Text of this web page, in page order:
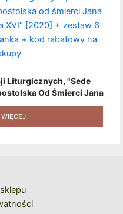
Liturgicznych, "Sede
Od Śmierci Jana
XVI" [2020] + Zestaw 6
+ Kod Rabatowy Na